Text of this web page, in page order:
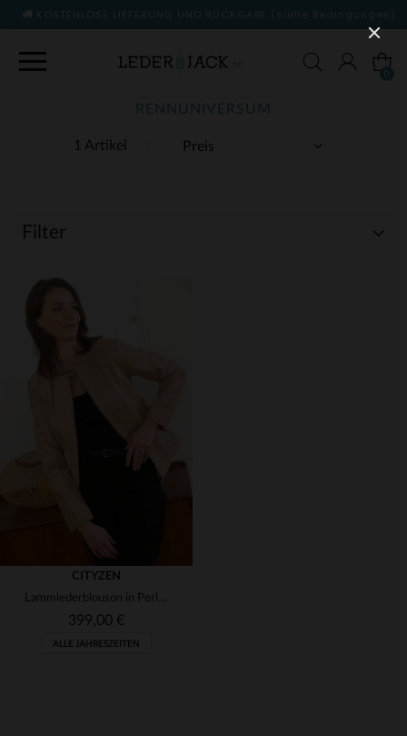
KOSTENLOSE LIEFERUNG UND RÜCKGABE (siehe Bedingungen)
1 Artikel
RENNUNIVERSUM
Filter
(1)
CITYZEN
Lammlederblouson in Perlbeige mit kontrastierenden Nähten.
399,00 €
ALLE JAHRESZEITEN